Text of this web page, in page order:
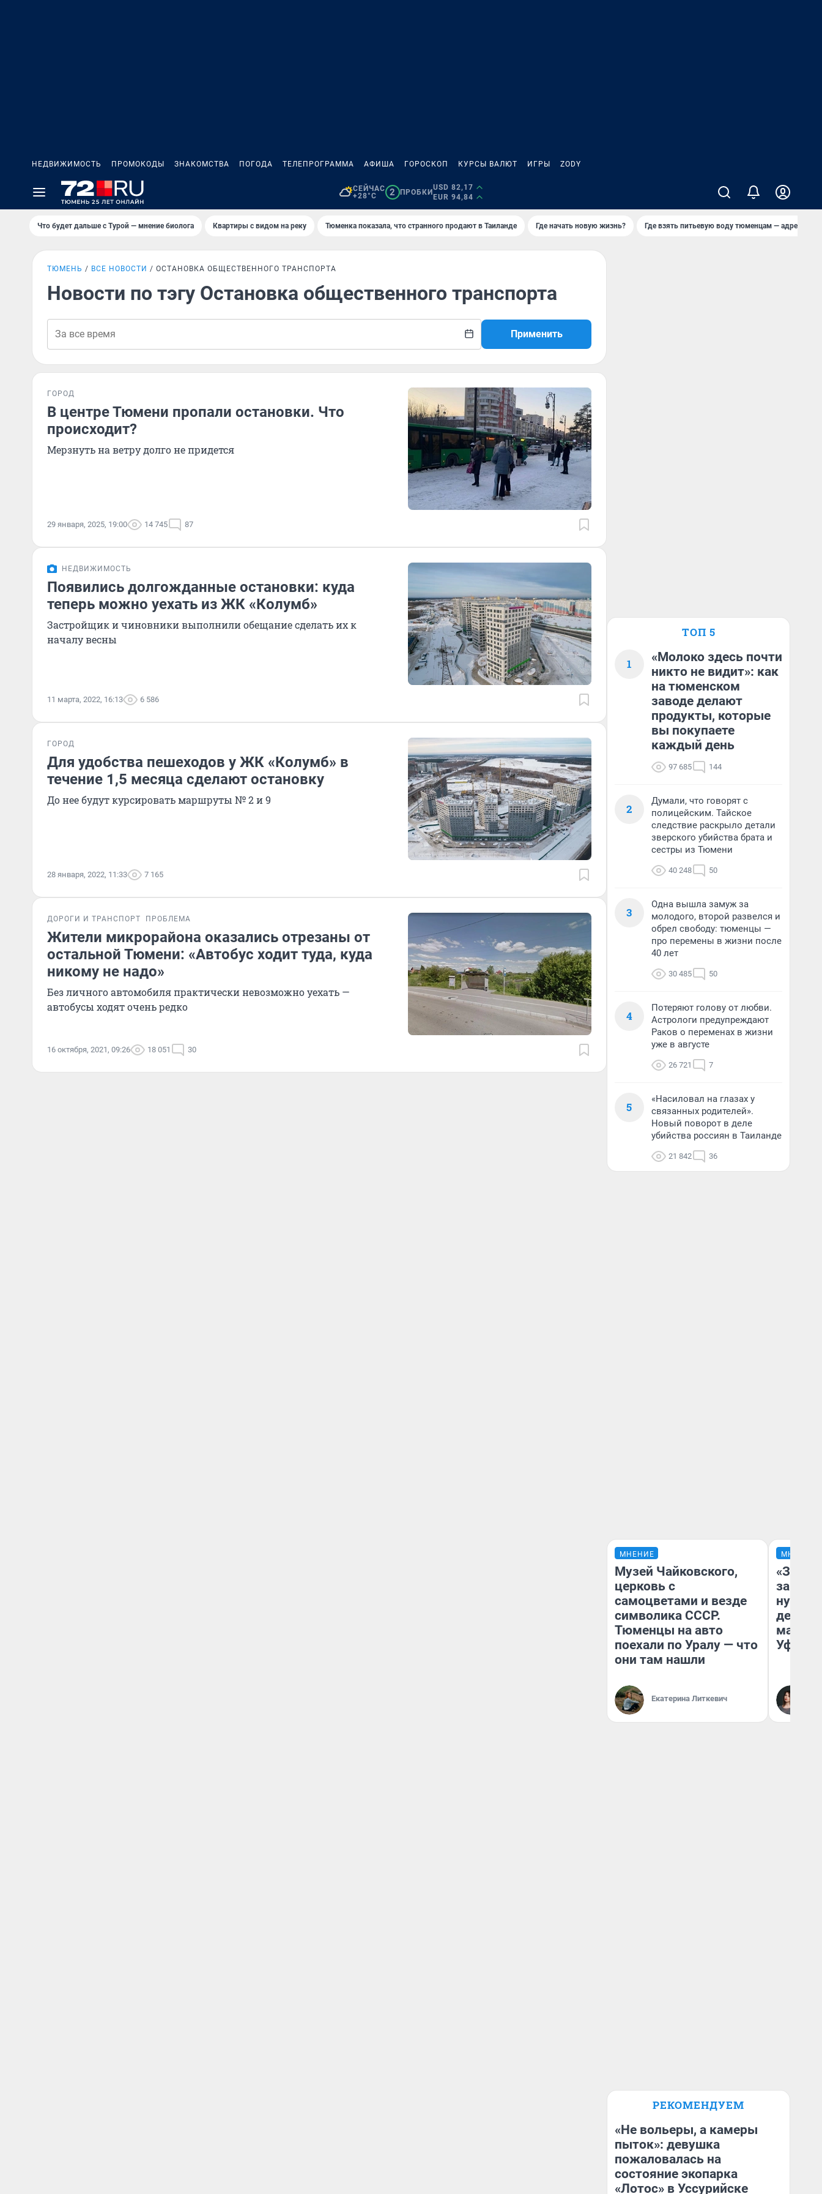
НЕДВИЖИМОСТЬ ПРОМОКОДЫ ЗНАКОМСТВА ПОГОДА ТЕЛЕПРОГРАММА АФИША ГОРОСКОП КУРСЫ ВАЛЮТ ИГРЫ ZODY
СЕЙЧАС
+28°C
2 ПРОБКИ
USD 82,17
EUR 94,84
Что будет дальше с Турой — мнение биолога Квартиры с видом на реку Тюменка показала, что странного продают в Таиланде Где начать новую жизнь? Где взять питьевую воду тюменцам — адреса
ТЮМЕНЬ ВСЕ НОВОСТИ ОСТАНОВКА ОБЩЕСТВЕННОГО ТРАНСПОРТА
Новости по тэгу Остановка общественного транспорта
Применить
ГОРОД
В центре Тюмени пропали остановки. Что
происходит?
Мерзнуть на ветру долго не придется
29 января, 2025, 19:00 14 745 87
НЕДВИЖИМОСТЬ
Появились долгожданные остановки: куда
теперь можно уехать из ЖК «Колумб»
Застройщик и чиновники выполнили обещание сделать их к
началу весны
11 марта, 2022, 16:13 6 586
ГОРОД
Для удобства пешеходов у ЖК «Колумб» в
течение 1,5 месяца сделают остановку
До нее будут курсировать маршруты № 2 и 9
28 января, 2022, 11:33 7 165
ДОРОГИ И ТРАНСПОРТ ПРОБЛЕМА
Жители микрорайона оказались отрезаны от
остальной Тюмени: «Автобус ходит туда, куда
никому не надо»
Без личного автомобиля практически невозможно уехать —
автобусы ходят очень редко
16 октября, 2021, 09:26 18 051 30
ТОП 5
1
«Молоко здесь почти
никто не видит»: как
на тюменском
заводе делают
продукты, которые
вы покупаете
каждый день
97 685 144
2
Думали, что говорят с
полицейским. Тайское
следствие раскрыло детали
зверского убийства брата и
сестры из Тюмени
40 248 50
3
Одна вышла замуж за
молодого, второй развелся и
обрел свободу: тюменцы —
про перемены в жизни после
40 лет
30 485 50
4
Потеряют голову от любви.
Астрологи предупреждают
Раков о переменах в жизни
уже в августе
26 721 7
5
«Насиловал на глазах у
связанных родителей».
Новый поворот в деле
убийства россиян в Таиланде
21 842 36
МНЕНИЕ
Музей Чайковского,
церковь с
самоцветами и везде
символика СССР.
Тюменцы на авто
поехали по Уралу — что
они там нашли
Екатерина Литкевич
МНЕНИЕ
дела с
Уфа
РЕКОМЕНДУЕМ
«Не вольеры, а камеры
пыток»: девушка
пожаловалась на
состояние экопарка
«Лотос» в Уссурийске